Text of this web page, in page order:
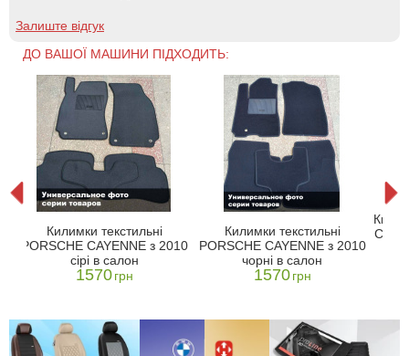
Залиште відгук
ДО ВАШОЇ МАШИНИ ПІДХОДИТЬ:
Килимки текстильні
PORSCHE CAYENNE з 2010
сірі в салон
1570 грн
Килимки текстильні
PORSCHE CAYENNE з 2010
чорні в салон
1570 грн